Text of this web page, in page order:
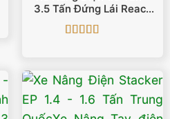
3.5 Tấn Đứng Lái Reach
Truck